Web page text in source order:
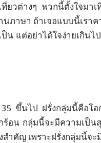
ที่ยวต่างๆ พวกนี้ตั้งใจ
ภาษา ถ้าเจอแบบนี้เรา
น แต่อย่าได้ใจง่ายเกิน
ขึ้นไป ฝรั่งกลุ่มนี้คือโ
ร้อน กลุ่มนี้จะมีความเ
ำคัญ เพราะฝรั่งกลุ่มนี้จ